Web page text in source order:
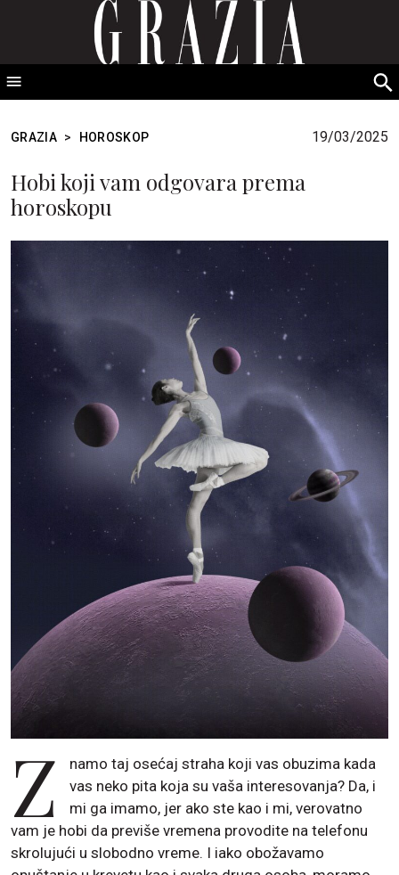
GRAZIA Srbija
GRAZIA > HOROSKOP 19/03/2025
Hobi koji vam odgovara prema
horoskopu
Z
namo taj osećaj straha koji vas obuzima kada
vas neko pita koja su vaša interesovanja? Da, i
mi ga imamo, jer ako ste kao i mi, verovatno
vam je hobi da previše vremena provodite na telefonu
skrolujući u slobodno vreme. I iako obožavamo